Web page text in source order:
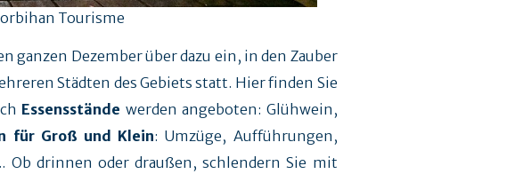
Tourisme
ganzen Dezember über dazu ein, in den Zauber
Städten des Gebiets statt. Hier finden Sie
Essensstände werden angeboten: Glühwein,
für Groß und Klein: Umzüge, Aufführungen,
Ob drinnen oder draußen, schlendern Sie mit